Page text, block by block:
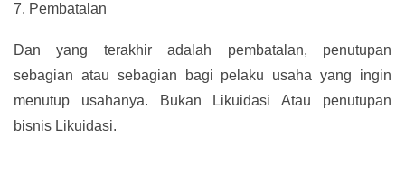
7. Pembatalan
Dan yang terakhir adalah pembatalan, penutupan
sebagian atau sebagian bagi pelaku usaha yang ingin
menutup usahanya. Bukan Likuidasi Atau penutupan
bisnis Likuidasi.